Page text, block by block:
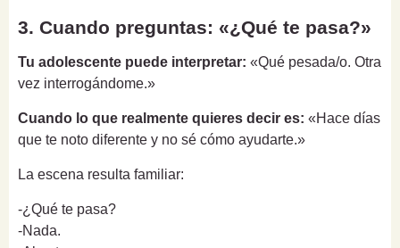
3. Cuando preguntas: «¿Qué te pasa?»
Tu adolescente puede interpretar: «Qué pesada/o. Otra
vez interrogándome.»
Cuando lo que realmente quieres decir es: «Hace días
que te noto diferente y no sé cómo ayudarte.»
La escena resulta familiar:
-¿Qué te pasa?
-Nada.